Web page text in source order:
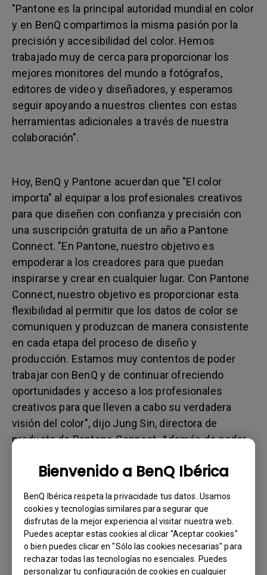
Bienvenido a BenQ Ibérica
BenQ Ibérica respeta la privacidade tus datos. Usamos
cookies y tecnologías similares para segurar que
disfrutas de la mejor experiencia al visitar nuestra web.
Puedes aceptar estas cookies al clicar "Aceptar cookies"
o bien puedes clicar en "Sólo las cookies necesarias" para
rechazar todas las tecnologías no esenciales. Puedes
personalizar tu configuración de cookies en cualquier
"Pantone es la principal autoridad mundial en color
y en BenQ compartimos la misma pasión por la
precisión y accesibilidad del color. Hemos
trabajado muy de cerca para proporcionar los
mejores monitores del mundo a fotógrafos,
editores de video y diseñadores, y esperamos
seguir apoyando a nuestros clientes con estas
herramientas adicionales a través de nuestra
colaboración".
Hoy, BenQ y Pantone acuerdan que "El color
importa" al equipar a los profesionales creativos
para que diseñen con confianza y precisión con
una suscripción gratuita de un año a Pantone
Connect. "En Pantone, nuestro objetivo es
empoderar a los creadores para que puedan
inspirarse y crear en cualquier lugar. Con Pantone
Connect, nuestro objetivo es proporcionar esta
flexibilidad al permitir que los datos de color se
comuniquen y produzcan de manera consistente
en cada etapa del proceso de diseño y
producción. Estamos muy contentos de poder
trabajar con BenQ y de continuar ofreciendo
oportunidades y acceso a los profesionales
creativos para que lleven a cabo su verdadera
visión del color", dijo Jung Sin, directora de
producto de Pantone Connect. Además de poder
Connect permite guardar y almacenar colores de
cualquier lugar y utilizarlos en todos los
programas de diseño de Adobe®.
La suscripción gratuita de un año de Pantone